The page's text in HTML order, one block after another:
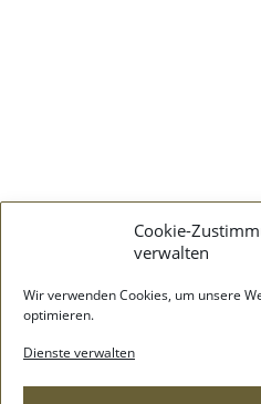
Cookie-
verwalten
Wir verwenden Cookies, um unsere
optimieren.
Dienste verwalten